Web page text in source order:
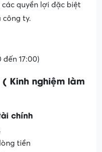
quyền lợi đặc biệt
công ty.
17:00)
( Kinh nghiệm làm
chính
tiền